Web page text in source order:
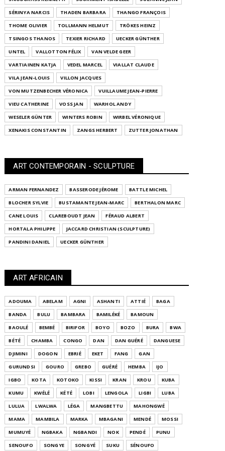
SÉRINYA NARCIS
THADEN BARBARA
THANGO FRANÇOIS
THOME OLIVIER
TOLLMANN HELMUT
TRÖKES HEINZ
TSINGOS THANOS
TEXIER RICHARD
UECKER GÜNTHER
UNTEL
VALLOTTON FÉLIX
VAN VELDE GEER
VARTIAINEN KATJA
VEDEL MARCEL
VIALLAT CLAUDE
VILA JEAN-LOUIS
VILLON JACQUES
VON MUTZENBECHER VÉRONICA
VUILLAUME JEAN-PIERRE
VIEU CATHERINE
VOSS JAN
WARHOL ANDY
WESELER GÜNTER
WINTERS ROBIN
WIRBEL VÉRONIQUE
XENAKIS CONSTANTIN
ZANGS HERBERT ZUTTER JONATHAN
ART CONTEMPORAIN - SCULPTURE
ARMAN FERNANDEZ BASSERODE JÉROME
BATTLE MICHEL
BLOCHER SYLVIE
BUSTAMANTE JEAN-MARC
BERTHALON MARC
CANE LOUIS
CLAREBOUDT JEAN
FÉRAUD ALBERT
HORTALA PHILIPPE
JACCARD CHRISTIAN (SCULPTURE)
PANDINI DANIEL
UECKER GÜNTHER
ART AFRICAIN
ADOUMA ABELAM AGNI ASHANTI ATTIÉ
BAGA
BANDA
BULU BAMBARA BAMILÉKÉ
BAMOUN
BAOULÉ
BEMBÉ BIRIFOR BOYO BOZO BURA
BWA
BÉTÉ
CHAMBA CONGO DAN DAN GUÉRÉ
DANGUESE
DJIMINI
DOGON EBRIÉ EKET FANG
GAN
GURUNDSI
GOURO GREBO GUÉRÉ HEMBA
IJO
IGBO
KOTA KOTOKO KISSI KRAN KROU
KUBA
KUMU
KWÉLÉ KÉTÉ LOBI LENGOLA LIGBI
LUBA
LULUA
LWALWA LÉGA MANGBETTU
MAHONGWÉ
MAMA
MAMBILA MARKA MBAGANI MENDÉ
MOSSI
MUMUYÉ
NGBAKA NGBANDI NOK PENDÉ
PUNU
SENOUFO
SONGYE SONGYÉ SUKU SÉNOUFO